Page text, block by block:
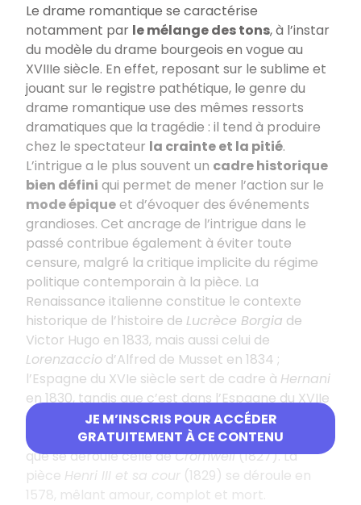
JE M’INSCRIS POUR ACCÉDER
GRATUITEMENT À CE CONTENU
Le drame romantique se caractérise
notamment par le mélange des tons, à l’instar
du modèle du drame bourgeois en vogue au
XVIIIe siècle. En effet, reposant sur le sublime et
jouant sur le registre pathétique, le genre du
drame romantique use des mêmes ressorts
dramatiques que la tragédie : il tend à produire
chez le spectateur la crainte et la pitié.
L’intrigue a le plus souvent un cadre historique
bien défini qui permet de mener l’action sur le
mode épiqueet d’évoquer des événements
grandioses. Cet ancrage de l’intrigue dans le
passé contribue également à éviter toute
censure, malgré la critique implicite du régime
politique contemporain à la pièce. La
Renaissance italienne constitue le contexte
historique de l’histoire de Lucrèce Borgia de
Victor Hugo en 1833, mais aussi celui de
Lorenzaccio d’Alfred de Musset en 1834 ;
l’Espagne du XVIe siècle sert de cadre à Hernani
en 1830, tandis que c’est dans l’Espagne du XVIIe
siècle que se situe l’action de Ruy Blasen 1838 de
Victor Hugo et dans l’Angleterre au XVIIe siècle,
que se déroule celle deCromwell(1827). La
pièce Henri III et sa cour (1829) se déroule en
1578, mêlant amour, complot et mort.